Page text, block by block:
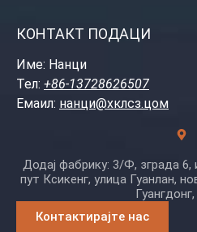
КОНТАКТ ПОДАЦИ
Име: Нанци
Тел: +86-13728626507
Емаил: нанци@хклсз.цом
Додај фабрику: 3/Ф, зграда 6,
пут Ксикенг, улица Гуанлан,
Контактирајте нас